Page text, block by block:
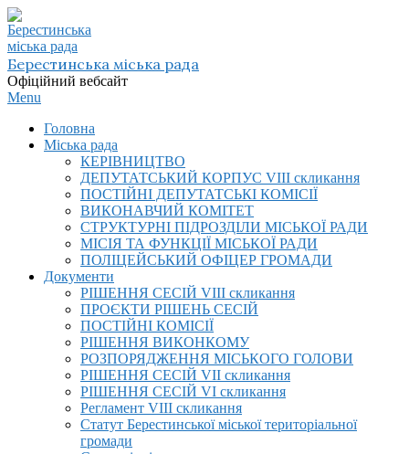
Skip
to
content
Берестинська міська рада
Офіційний вебсайт
Primary
Menu
Menu
Головна
Міська рада
КЕРІВНИЦТВО
ДЕПУТАТСЬКИЙ КОРПУС VIІI скликання
ПОСТІЙНІ ДЕПУТАТСЬКІ КОМІСІЇ
ВИКОНАВЧИЙ КОМІТЕТ
СТРУКТУРНІ ПІДРОЗДІЛИ МІСЬКОЇ РАДИ
МІСІЯ ТА ФУНКЦІЇ МІСЬКОЇ РАДИ
ПОЛІЦЕЙСЬКИЙ ОФІЦЕР ГРОМАДИ
Документи
РІШЕННЯ СЕСІЙ VIІI скликання
ПРОЄКТИ РІШЕНЬ СЕСІЙ
ПОСТІЙНІ КОМІСІЇ
РІШЕННЯ ВИКОНКОМУ
РОЗПОРЯДЖЕННЯ МІСЬКОГО ГОЛОВИ
РІШЕННЯ СЕСІЙ VII скликання
РІШЕННЯ СЕСІЙ VI скликання
Регламент VIІI скликання
Статут Берестинської міської територіальної
громади